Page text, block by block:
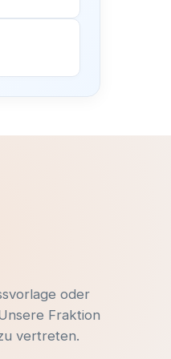
oder
Fraktion
vertreten.